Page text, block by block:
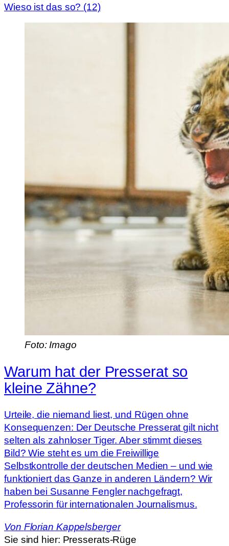
Wieso ist das so? (12)
Foto: Imago
Warum hat der Presserat so
kleine Zähne?
Urteile, die niemand liest, und Rügen ohne
Konsequenzen: Der Deutsche Presserat gilt nicht
selten als zahnloser Tiger. Aber stimmt dieses
Bild? Wie steht es um die Freiwillige
Selbstkontrolle der deutschen Medien – und wie
funktioniert das Ganze in anderen Ländern? Wir
haben bei Susanne Fengler nachgefragt,
Professorin für internationalen Journalismus.
Von Florian Kappelsberger
Sie sind hier: Presserats-Rüge